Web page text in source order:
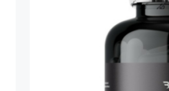
Cink
Bisglycinate